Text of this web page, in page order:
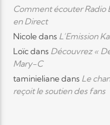
Comment écouter Radio
en Direct
Nicoledans L’Emission
Loïcdans Découvrez «
Mary-C
taminielianedans Le
reçoit le soutien des fans